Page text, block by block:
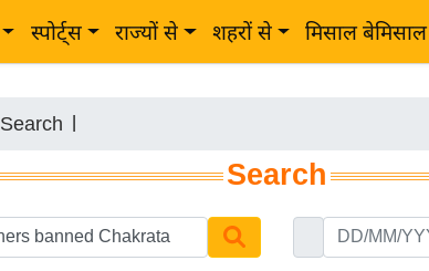
स्पोर्ट्स राज्यों से शहरों से मिसाल बेमिसाल
Search
Search